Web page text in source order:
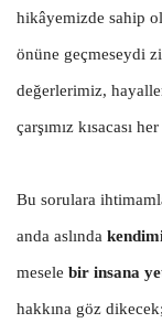
hikâyemizde sahip
önüne geçmeseydi
değerlerimiz,
çarşımız kısacası
Bu sorulara
anda aslında
mesele bir insana
hakkına göz